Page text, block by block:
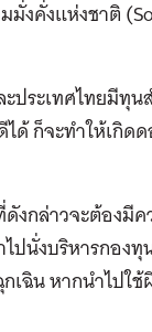
มั่งคั่งแห่งชาติ
ประเทศไทยมีทุน
ได้ ก็จะทำให้เกิด
กล่าวจะต้องมีค
ไปนั่งบริหารกอง
เฉิน หากนำไปใช้